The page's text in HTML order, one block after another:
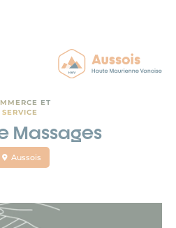
ET
SERVICE
Massages
Aussois